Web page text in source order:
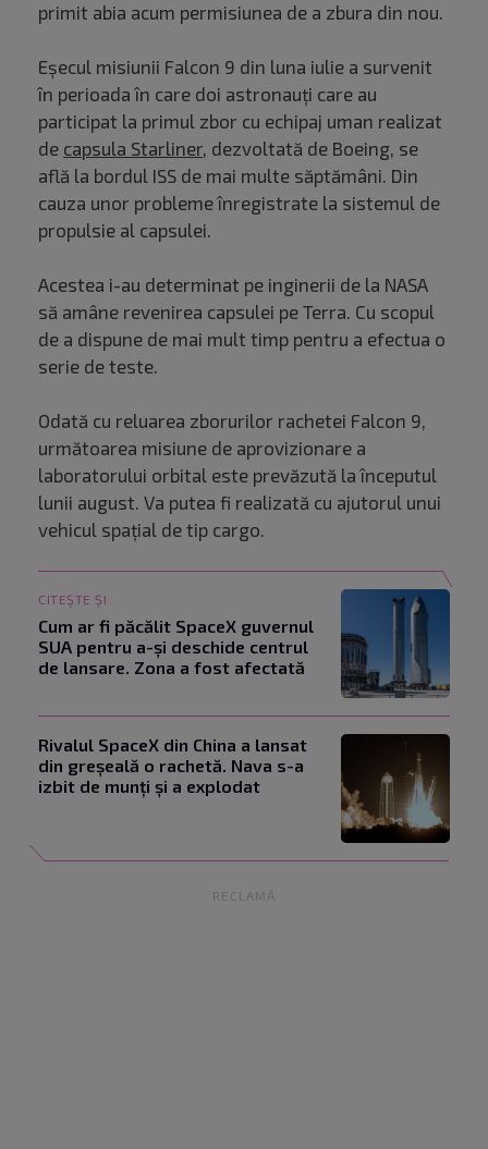
primit abia acum permisiunea de a zbura din nou.
Eşecul misiunii Falcon 9 din luna iulie a survenit
în perioada în care doi astronauţi care au
participat la primul zbor cu echipaj uman realizat
de capsula Starliner, dezvoltată de Boeing, se
află la bordul ISS de mai multe săptămâni. Din
cauza unor probleme înregistrate la sistemul de
propulsie al capsulei.
Acestea i-au determinat pe inginerii de la NASA
să amâne revenirea capsulei pe Terra. Cu scopul
de a dispune de mai mult timp pentru a efectua o
serie de teste.
Odată cu reluarea zborurilor rachetei Falcon 9,
următoarea misiune de aprovizionare a
laboratorului orbital este prevăzută la începutul
lunii august. Va putea fi realizată cu ajutorul unui
vehicul spaţial de tip cargo.
CITEȘTE ȘI
Cum ar fi păcălit SpaceX guvernul
SUA pentru a-și deschide centrul
de lansare. Zona a fost afectată
Rivalul SpaceX din China a lansat
din greșeală o rachetă. Nava s-a
izbit de munți și a explodat
RECLAMĂ